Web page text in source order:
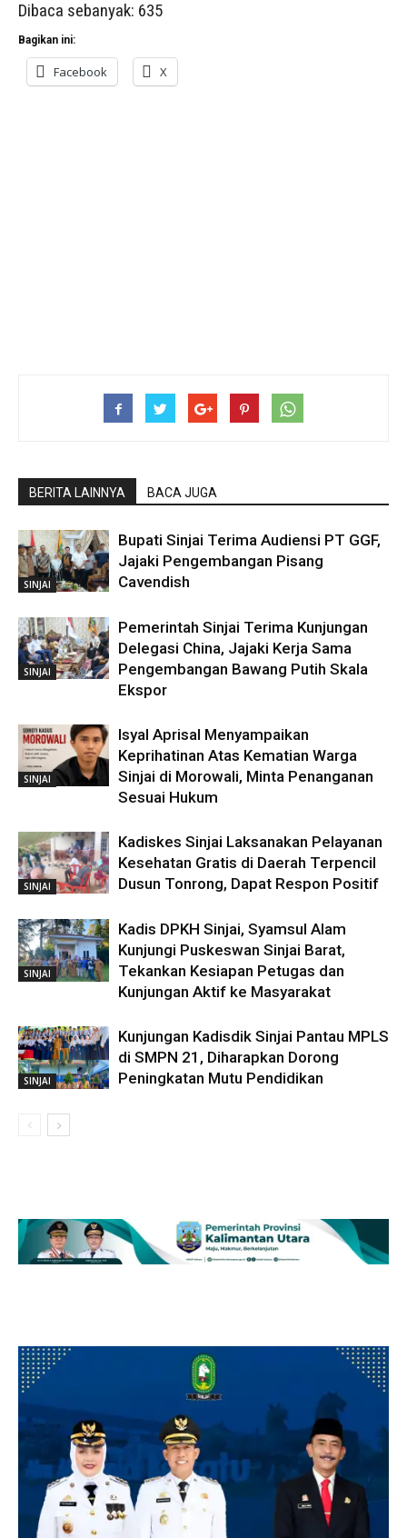
Dibaca sebanyak: 635
Bagikan ini:
Facebook X
BERITA LAINNYA BACA JUGA
SINJAI
Bupati Sinjai Terima Audiensi PT GGF,
Jajaki Pengembangan Pisang
Cavendish
SINJAI
Pemerintah Sinjai Terima Kunjungan
Delegasi China, Jajaki Kerja Sama
Pengembangan Bawang Putih Skala
Ekspor
SINJAI
Isyal Aprisal Menyampaikan
Keprihatinan Atas Kematian Warga
Sinjai di Morowali, Minta Penanganan
Sesuai Hukum
SINJAI
Kadiskes Sinjai Laksanakan Pelayanan
Kesehatan Gratis di Daerah Terpencil
Dusun Tonrong, Dapat Respon Positif
SINJAI
Kadis DPKH Sinjai, Syamsul Alam
Kunjungi Puskeswan Sinjai Barat,
Tekankan Kesiapan Petugas dan
Kunjungan Aktif ke Masyarakat
SINJAI
Kunjungan Kadisdik Sinjai Pantau MPLS
di SMPN 21, Diharapkan Dorong
Peningkatan Mutu Pendidikan